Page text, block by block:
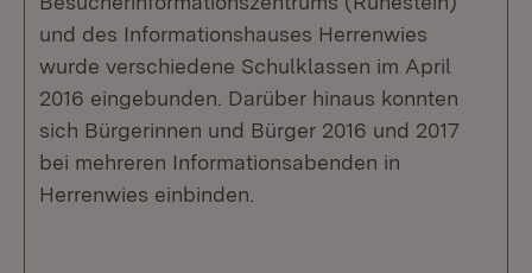
und des Informationshauses Herrenwies
wurde verschiedene Schulklassen im April
2016 eingebunden. Darüber hinaus konnten
sich Bürgerinnen und Bürger 2016 und 2017
bei mehreren Informationsabenden in
Herrenwies einbinden.